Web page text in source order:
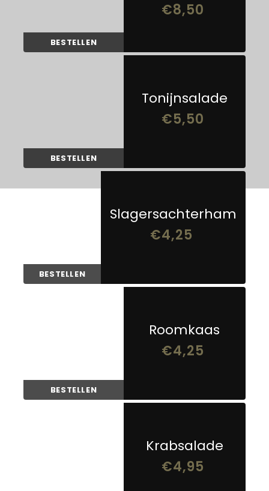
BESTELLEN
€8,50
BESTELLEN
Tonijnsalade
€5,50
BESTELLEN
Slagersachterham
€4,25
BESTELLEN
Roomkaas
€4,25
Krabsalade
€4,95